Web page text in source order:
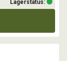
Lagerstatus: